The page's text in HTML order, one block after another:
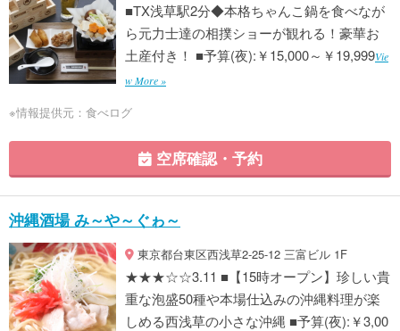
■TX浅草駅2分◆本格ちゃんこ鍋を食べなが
ら元力士達の相撲ショーが観れる！豪華お
土産付き！ ■予算(夜):￥15,000～￥19,999Vie
w More »
※情報提供元：食べログ
空席確認・予約
沖縄酒場 み～や～ぐゎ～
東京都台東区西浅草2-25-12 三富ビル 1F
★★★☆☆3.11 ■【15時オープン】珍しい貴
重な泡盛50種や本場仕込みの沖縄料理が楽
しめる西浅草の小さな沖縄 ■予算(夜):￥3,00